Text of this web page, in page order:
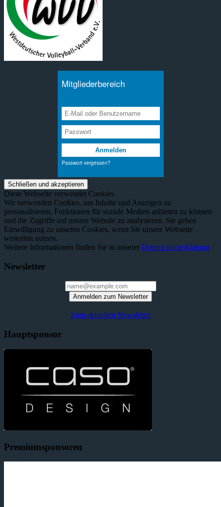
Diese Webseite verwendet Cookies
Wir verwenden Cookies, um Inhalte und Anzeigen zu
personalisieren, Funktionen für soziale Medien anbieten zu können
und die Zugriffe auf unsere Website zu analysieren. Sie geben
Einwilligung zu unseren Cookies, wenn Sie unsere Webseite
weiterhin nutzen.
Weitere Informationen finden Sie in unserer Datenschutzerklärung
Newsletter
Anmelden zum Newsletter
Zum aktuellen Newsletter
Hauptsponsor
Premiumsponsoren